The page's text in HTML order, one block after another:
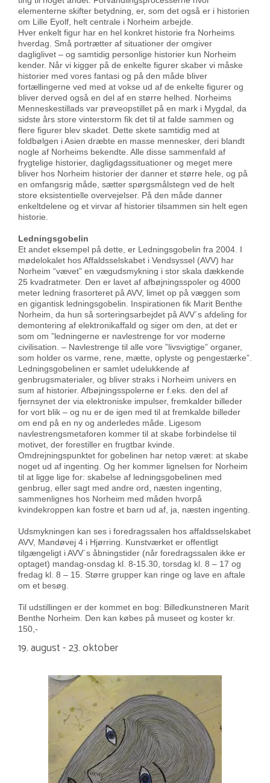
elementerne skifter betydning, er, som det også er i historien
om Lille Eyolf, helt centrale i Norheim arbejde.
Hver enkelt figur har en hel konkret historie fra Norheims
hverdag. Små portrætter af situationer der omgiver
dagliglivet – og samtidig personlige historier kun Norheim
kender. Når vi kigger på de enkelte figurer skaber vi måske
historier med vores fantasi og på den måde bliver
fortællingerne ved med at vokse ud af de enkelte figurer og
bliver derved også en del af en større helhed. Norheims
Menneskestillads var prøveopstillet på en mark i Mygdal, da
sidste års store vinterstorm fik det til at falde sammen og
flere figurer blev skadet. Dette skete samtidig med at
foldbølgen i Asien dræbte en masse mennesker, deri blandt
nogle af Norheims bekendte. Alle disse sammenfald af
frygtelige historier, dagligdagssituationer og meget mere
bliver hos Norheim historier der danner et større hele, og på
en omfangsrig måde, sætter spørgsmålstegn ved de helt
store eksistentielle overvejelser. På den måde danner
enkeltdelene og et virvar af historier tilsammen sin helt egen
historie.
Ledningsgobelin
Et andet eksempel på dette, er Ledningsgobelin fra 2004. I
mødelokalet hos Affaldsselskabet i Vendsyssel (AVV) har
Norheim “vævet” en vægudsmykning i stor skala dækkende
25 kvadratmeter. Den er lavet af afbøjningsspoler og 4000
meter ledning frasorteret på AVV, limet op på væggen som
en gigantisk ledningsgobelin. Inspirationen fik Marit Benthe
Norheim, da hun så sorteringsarbejdet på AVV´s afdeling for
demontering af elektronikaffald og siger om den, at det er
som om ”ledningerne er navlestrenge for vor moderne
civilisation. – Navlestrenge til alle vore ”livsvigtige” organer,
som holder os varme, rene, mætte, oplyste og pengestærke”.
Ledningsgobelinen er samlet udelukkende af
genbrugsmaterialer, og bliver straks i Norheim univers en
sum af historier. Afbøjningsspolerne er f.eks. den del af
fjernsynet der via elektroniske impulser, fremkalder billeder
for vort blik – og nu er de igen med til at fremkalde billeder
om end på en ny og anderledes måde. Ligesom
navlestrengsmetaforen kommer til at skabe forbindelse til
motivet, der forestiller en frugtbar kvinde.
Omdrejningspunktet for gobelinen har netop været: at skabe
noget ud af ingenting. Og her kommer lignelsen for Norheim
til at ligge lige for: skabelse af ledningsgobelinen med
genbrug, eller sagt med andre ord, næsten ingenting,
sammenlignes hos Norheim med måden hvorpå
kvindekroppen kan fostre et barn ud af, ja, næsten ingenting.
Udsmykningen kan ses i foredragssalen hos affaldsselskabet
AVV, Mandøvej 4 i Hjørring. Kunstværket er offentligt
tilgængeligt i AVV´s åbningstider (når foredragssalen ikke er
optaget) mandag-onsdag kl. 8-15.30, torsdag kl. 8 – 17 og
fredag kl. 8 – 15. Større grupper kan ringe og lave en aftale
om et besøg.
Til udstillingen er der kommet en bog: Billedkunstneren Marit
Benthe Norheim. Den kan købes på museet og koster kr.
150,-
19. august - 23. oktober